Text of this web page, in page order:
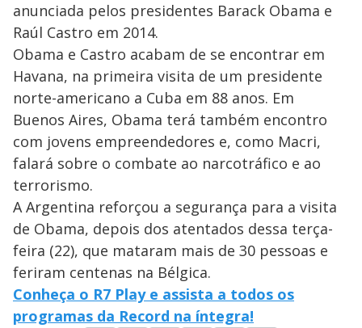
anunciada pelos presidentes Barack Obama e
Raúl Castro em 2014.
Obama e Castro acabam de se encontrar em
Havana, na primeira visita de um presidente
norte-americano a Cuba em 88 anos. Em
Buenos Aires, Obama terá também encontro
com jovens empreendedores e, como Macri,
falará sobre o combate ao narcotráfico e ao
terrorismo.
A Argentina reforçou a segurança para a visita
de Obama, depois dos atentados dessa terça-
feira (22), que mataram mais de 30 pessoas e
feriram centenas na Bélgica.
Conheça o R7 Play e assista a todos os
programas da Record na íntegra!